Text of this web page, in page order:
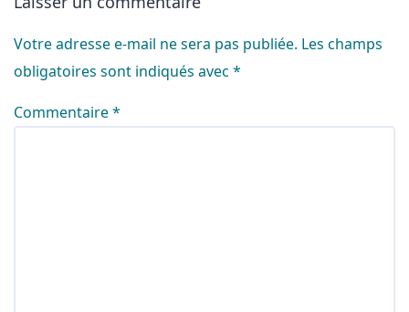
Votre adresse e-mail ne sera pas publiée. Les champs
obligatoires sont indiqués avec *
Commentaire*